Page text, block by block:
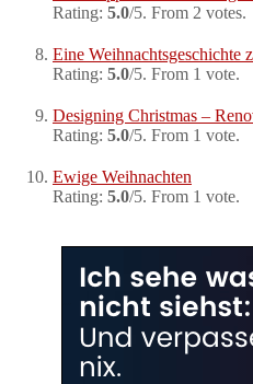
Rating: 5.0/5. From 2 votes.
Eine Weihnachtsgeschichte
Rating: 5.0/5. From 1 vote.
Designing Christmas –
Rating: 5.0/5. From 1 vote.
Ewige Weihnachten
Rating: 5.0/5. From 1 vote.